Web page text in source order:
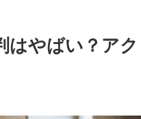
はやばい？アク